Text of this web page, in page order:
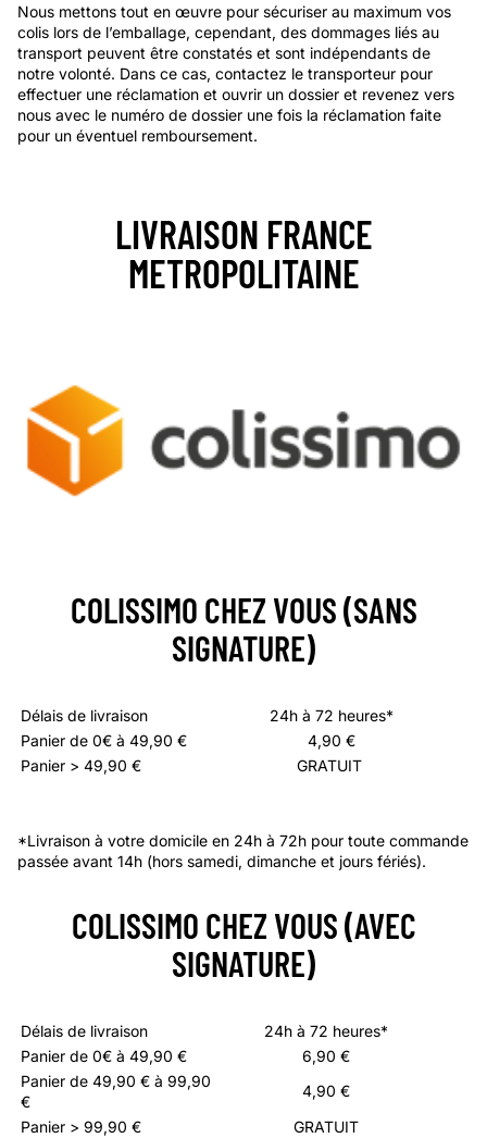
Nous mettons tout en œuvre pour sécuriser au maximum vos
colis lors de l’emballage, cependant, des dommages liés au
transport peuvent être constatés et sont indépendants de
notre volonté. Dans ce cas, contactez le transporteur pour
effectuer une réclamation et ouvrir un dossier et revenez vers
nous avec le numéro de dossier une fois la réclamation faite
pour un éventuel remboursement.
LIVRAISON FRANCE
METROPOLITAINE
COLISSIMO CHEZ VOUS (SANS
SIGNATURE)
Délais de livraison
24h à 72 heures*
Panier de 0€ à 49,90 €
4,90 €
Panier > 49,90 €
GRATUIT
*Livraison à votre domicile en 24h à 72h pour toute commande
passée avant 14h (hors samedi, dimanche et jours fériés).
COLISSIMO CHEZ VOUS (AVEC
SIGNATURE)
Délais de livraison 24h à 72 heures*
Panier de 0€ à 49,90 €
6,90 €
Panier de 49,90 € à 99,90
€
4,90 €
Panier > 99,90 €
GRATUIT